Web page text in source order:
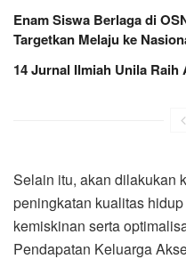
Enam Siswa Berlaga di
Targetkan Melaju ke
14 Jurnal Ilmiah Unila Raih
Selain itu, akan dilakukan
peningkatan kualitas
kemiskinan serta
Pendapatan Keluarga